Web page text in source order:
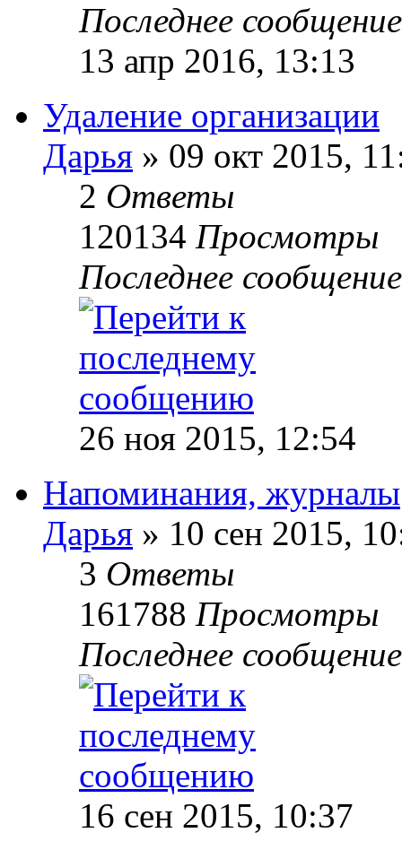
Последнее сообщение
13 апр 2016, 13:13
Удаление организации
Дарья » 09 окт 2015,
2 Ответы
120134 Просмотры
Последнее сообщение
26 ноя 2015, 12:54
Напоминания, журналы
Дарья » 10 сен 2015,
3 Ответы
161788 Просмотры
Последнее сообщение
16 сен 2015, 10:37